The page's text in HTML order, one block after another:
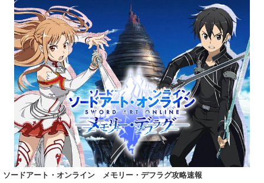
ソードアート・オンライン メモリー・デフラグ攻略速報